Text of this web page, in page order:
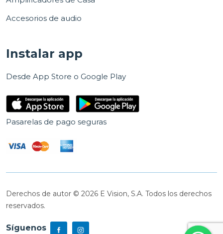
Accesorios de audio
Instalar app
Desde App Store o Google Play
Pasarelas de pago seguras
Derechos de autor © 2026 E Vision, S.A. Todos los derechos
reservados.
Síguenos